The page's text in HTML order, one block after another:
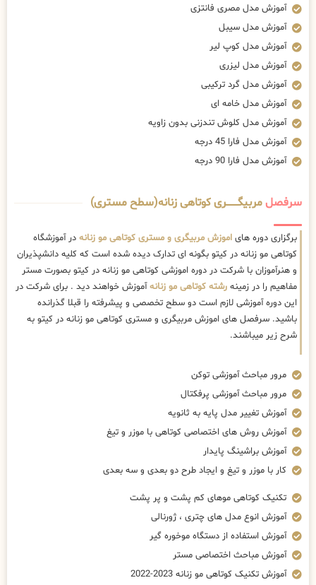
آموزش مدل مصری فانتزی
آموزش مدل سیبل
آموزش مدل کوپ لیر
آموزش مدل لیزری
آموزش مدل گرد ترکیبی
آموزش مدل خامه ای
آموزش مدل کلوش تندزنی بدون زاویه
آموزش مدل فارا 45 درجه
آموزش مدل فارا 90 درجه
سرفصلمربیگــــــــری کوتاهی زنانه(سطح مستری)
برگزاری دوره های اموزش مربیگری و مستری کوتاهی مو زنانه در آموزشگاه
کوتاهی مو زنانه در کیتو بگونه ای تدارک دیده شده است که کلیه دانشپذیران
و هنرآموزان با شرکت در دوره اموزشی کوتاهی مو زنانه در کیتو بصورت مستر
مفاهیم را در زمینه رشته کوتاهی مو زنانهآموزش خواهند دید . برای شرکت در
این دوره آموزشی لازم است دو سطح تخصصی و پیشرفته را قبلا گذرانده
باشید. سرفصل های اموزش مربیگری و مستری کوتاهی مو زنانه در کیتو به
شرح زیر میباشند.
مرور مباحث آموزشی توکن
مرور مباحث آموزشی پرفکتال
آموزش تغییر مدل پایه به ثانویه
آموزش روش های اختصاصی کوتاهی با موزر و تیغ
آموزش براشینگ پایدار
کار با موزر و تیغ و ایجاد طرح دو بعدی و سه بعدی
تکنیک کوتاهی موهای کم پشت و پر پشت
آموزش انوع مدل های چتری ، ژورنالی
آموزش استفاده از دستگاه موخوره گیر
آموزش مباحث اختصاصی مستر
آموزش تکنیک کوتاهی مو زنانه 2023-2022